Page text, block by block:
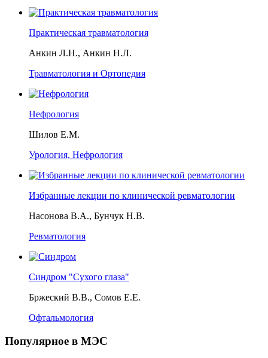
Практическая травматология
Анкин Л.Н., Анкин Н.Л.
Травматология и Ортопедия
Нефрология
Шилов Е.М.
Урология, Нефрология
Избранные лекции по клинической ревматологии
Насонова В.А., Бунчук Н.В.
Ревматология
Синдром "Сухого глаза"
Бржеский В.В., Сомов Е.Е.
Офтальмология
Популярное в МЭС